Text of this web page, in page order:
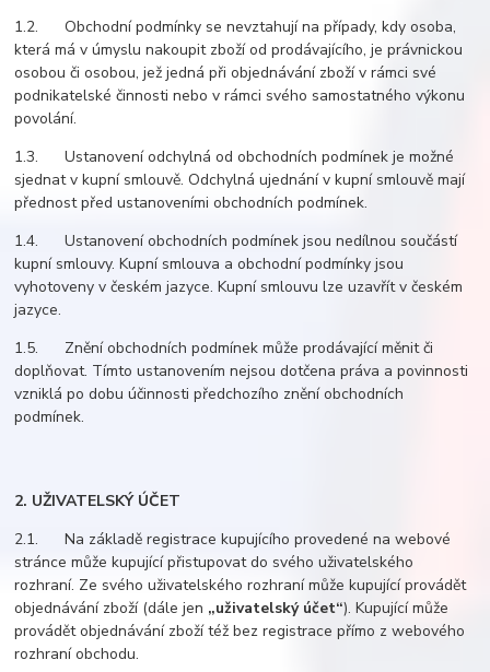
1.2. Obchodní podmínky se nevztahují na případy, kdy osoba,
která má v úmyslu nakoupit zboží od prodávajícího, je právnickou
osobou či osobou, jež jedná při objednávání zboží v rámci své
podnikatelské činnosti nebo v rámci svého samostatného výkonu
povolání.
1.3. Ustanovení odchylná od obchodních podmínek je možné
sjednat v kupní smlouvě. Odchylná ujednání v kupní smlouvě mají
přednost před ustanoveními obchodních podmínek.
1.4. Ustanovení obchodních podmínek jsou nedílnou součástí
kupní smlouvy. Kupní smlouva a obchodní podmínky jsou
vyhotoveny v českém jazyce. Kupní smlouvu lze uzavřít v českém
jazyce.
1.5. Znění obchodních podmínek může prodávající měnit či
doplňovat. Tímto ustanovením nejsou dotčena práva a povinnosti
vzniklá po dobu účinnosti předchozího znění obchodních
podmínek.
2. UŽIVATELSKÝ ÚČET
2.1. Na základě registrace kupujícího provedené na webové
stránce může kupující přistupovat do svého uživatelského
rozhraní. Ze svého uživatelského rozhraní může kupující provádět
objednávání zboží (dále jen „uživatelský účet“). Kupující může
provádět objednávání zboží též bez registrace přímo z webového
rozhraní obchodu.